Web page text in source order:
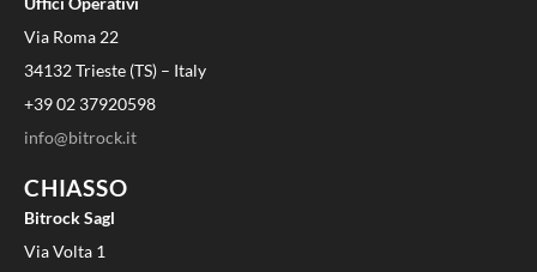
Via Roma 22
34132 Trieste (TS) – Italy
+39 02 37920598
info@bitrock.it
CHIASSO
Bitrock Sagl
Via Volta 1